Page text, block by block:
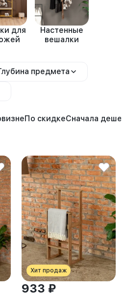
для
Настенные
вешалки
предмета
По скидкеСначала
Хит продаж
933 ₽